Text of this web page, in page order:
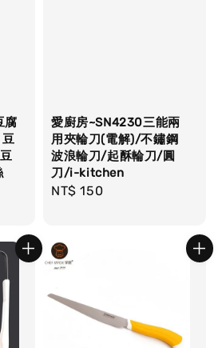
腐
愛廚房~SN4230三能兩
用夾輪刀(電解)/不鏽鋼
波浪輪刀/起酥輪刀/圓
刀/i-kitchen
Regular
NT$ 150